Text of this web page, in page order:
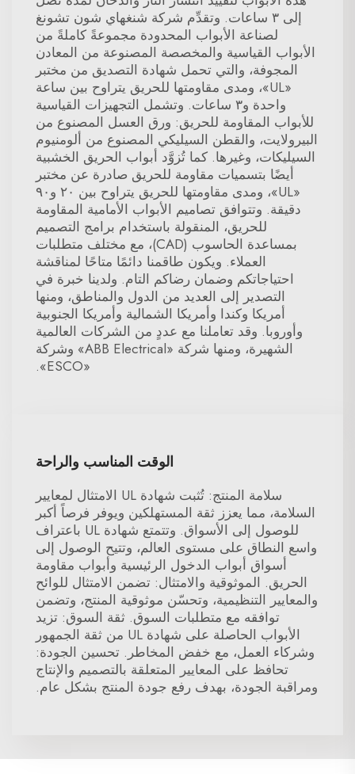
إلى ٣ ساعات. وتقدِّم شركة شنغهاي شون تشونغ
لصناعة الأبواب المحدودة مجموعةً كاملةً من
الأبواب القياسية والمخصصة المصنوعة من المعادن
المجوفة، والتي تحمل شهادة التصديق من مختبر
«UL»، ومدى مقاومتها للحريق يتراوح بين ساعة
واحدة و٣ ساعات. وتشمل التجهيزات القياسية
للأبواب المقاومة للحريق: ورق العسل المصنوع من
البيرولايت، والقطن السيليكي المصنوع من ألومنيوم
السيليكات، وغيرها. كما تُزوَّد أبواب الحريق الخشبية
أيضًا بتسميات مقاومة للحريق صادرة عن مختبر
«UL»، ومدى مقاومتها للحريق يتراوح بين ٢٠ و٩٠
دقيقة. وتتوافق تصاميم الأبواب الأمامية المقاومة
للحريق، المنقولة باستخدام برامج التصميم
بمساعدة الحاسوب (CAD)، مع مختلف متطلبات
العملاء. ويكون طاقمنا دائمًا متاحًا لمناقشة
احتياجاتكم وضمان رضاكم التام. ولدينا خبرة في
التصدير إلى العديد من الدول والمناطق، ومنها
أمريكا وكندا وأمريكا الشمالية وأمريكا الجنوبية
وأوروبا. وقد تعاملنا مع عددٍ من الشركات العالمية
الشهيرة، ومنها شركة «ABB Electrical» وشركة
«ESCO».
الوقت المناسب والراحة
سلامة المنتج: تُثبت شهادة UL الامتثال لمعايير
السلامة، مما يعزز ثقة المستهلكين ويوفر فرصاً أكبر
للوصول إلى الأسواق. وتتمتع شهادة UL باعتراف
واسع النطاق على مستوى العالم، وتتيح الوصول إلى
أسواق أبواب الدخول الرئيسية وأبواب مقاومة
الحريق. الموثوقية والامتثال: تضمن الامتثال للوائح
والمعايير التنظيمية، وتحسّن موثوقية المنتج، وتضمن
توافقه مع متطلبات السوق. ثقة السوق: تزيد
الأبواب الحاصلة على شهادة UL من ثقة الجمهور
وشركاء العمل، مع خفض المخاطر. تحسين الجودة:
تحافظ على المعايير المتعلقة بالتصميم والإنتاج
ومراقبة الجودة، بهدف رفع جودة المنتج بشكل عام.